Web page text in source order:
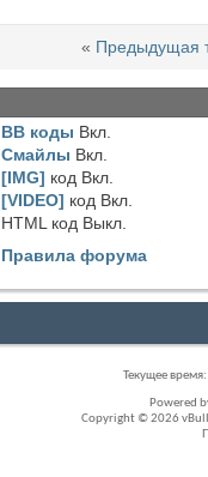
« Предыдущая
BB коды Вкл.
Смайлы Вкл.
[IMG] код Вкл.
[VIDEO] код Вкл.
HTML код Выкл.
Правила форума
Текущее время:
Powered
Copyright © 2026